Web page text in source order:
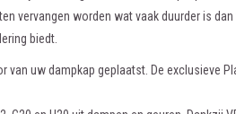
vervangen worden wat vaak duurder is
biedt.
uw dampkap geplaatst. De exclusieve